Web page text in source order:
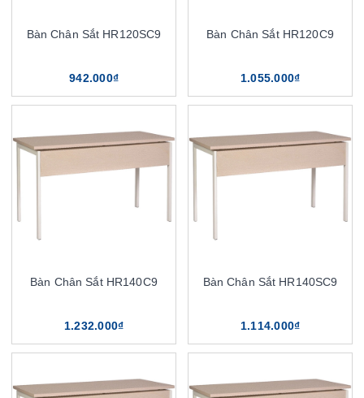
Bàn Chân Sắt HR120SC9
942.000₫
Bàn Chân Sắt HR120C9
1.055.000₫
Bàn Chân Sắt HR140C9
1.232.000₫
Bàn Chân Sắt HR140SC9
1.114.000₫